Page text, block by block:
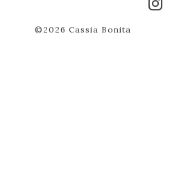
©2026 Cassia Bonita